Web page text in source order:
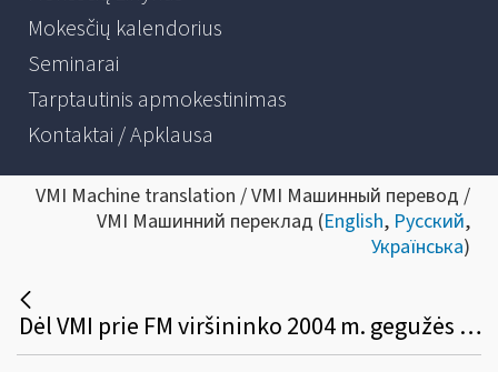
Mokesčių kalendorius
Seminarai
Tarptautinis apmokestinimas
Kontaktai / Apklausa
VMI Machine translation / VMI Машинный перевод /
VMI Машинний переклад (English, Русский,
Українська)
Dėl VMI prie FM viršininko 2004 m. gegužės 26 d. įsakymo VA-106 pakeitimo